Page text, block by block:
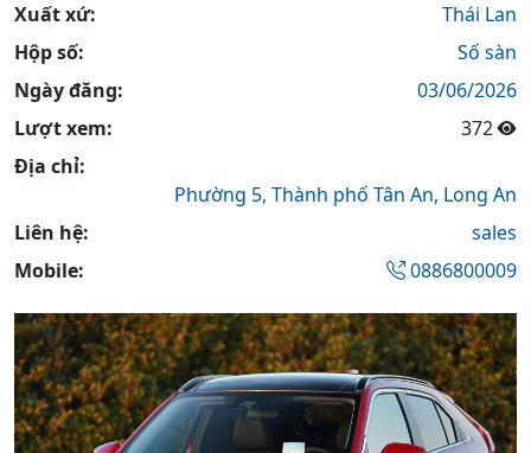
Xuất xứ:
Thái Lan
Hộp số:
Số sàn
Ngày đăng:
03/06/2026
Lượt xem:
372
Địa chỉ:
Phường 5, Thành phố Tân An, Long An
Liên hệ:
sales
Mobile:
0886800009